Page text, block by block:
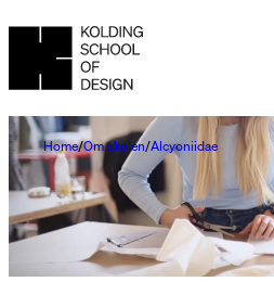
Home Om skolen Alcyoniidae